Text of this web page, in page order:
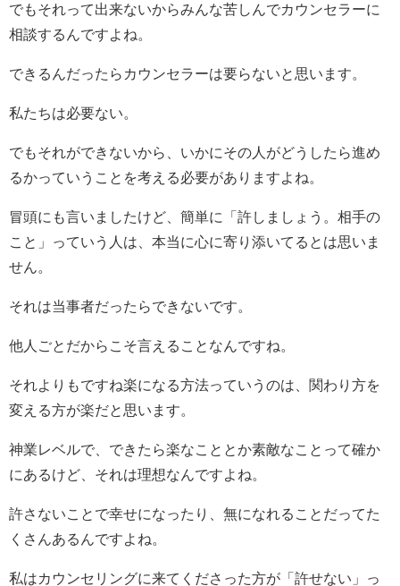
でもそれって出来ないからみんな苦しんでカウンセラーに
相談するんですよね。
できるんだったらカウンセラーは要らないと思います。
私たちは必要ない。
でもそれができないから、いかにその人がどうしたら進め
るかっていうことを考える必要がありますよね。
冒頭にも言いましたけど、簡単に「許しましょう。相手の
こと」っていう人は、本当に心に寄り添いてるとは思いま
せん。
それは当事者だったらできないです。
他人ごとだからこそ言えることなんですね。
それよりもですね楽になる方法っていうのは、関わり方を
変える方が楽だと思います。
神業レベルで、できたら楽なこととか素敵なことって確か
にあるけど、それは理想なんですよね。
許さないことで幸せになったり、無になれることだってた
くさんあるんですよね。
私はカウンセリングに来てくださった方が「許せない」っ